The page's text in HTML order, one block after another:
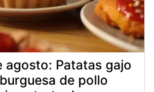
agosto: Patatas gajo
de pollo